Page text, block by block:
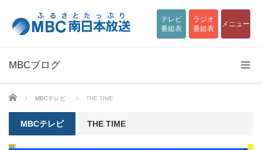
テレビ
番組表
ラジオ
番組表
メニュー
MBCブログ
ホーム MBCテレビ THE TIME
MBCテレビ THE TIME